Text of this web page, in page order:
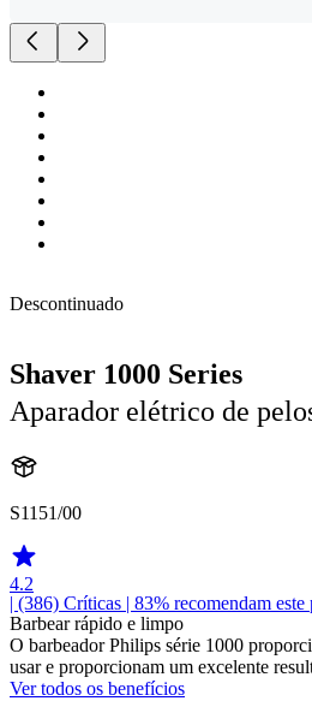
Descontinuado
Shaver 1000 Series
Aparador elétrico de
S1151/00
4.2
| (386) Críticas | 83% recomendam este
Barbear rápido e limpo
O barbeador Philips série 1000
usar e proporcionam um excelente
Ver todos os benefícios